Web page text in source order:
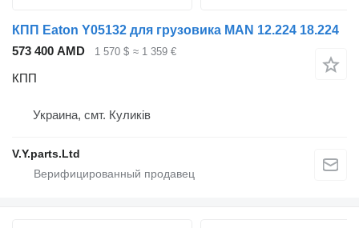
КПП Eaton Y05132 для грузовика MAN 12.224 18.224
573 400 AMD
1 570 $ ≈ 1 359 €
КПП
Украина, смт. Куликів
V.Y.parts.Ltd